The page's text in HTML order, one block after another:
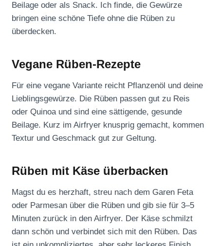
Beilage oder als Snack. Ich finde, die Gewürze
bringen eine schöne Tiefe ohne die Rüben zu
überdecken.
Vegane Rüben-Rezepte
Für eine vegane Variante reicht Pflanzenöl und deine
Lieblingsgewürze. Die Rüben passen gut zu Reis
oder Quinoa und sind eine sättigende, gesunde
Beilage. Kurz im Airfryer knusprig gemacht, kommen
Textur und Geschmack gut zur Geltung.
Rüben mit Käse überbacken
Magst du es herzhaft, streu nach dem Garen Feta
oder Parmesan über die Rüben und gib sie für 3–5
Minuten zurück in den Airfryer. Der Käse schmilzt
dann schön und verbindet sich mit den Rüben. Das